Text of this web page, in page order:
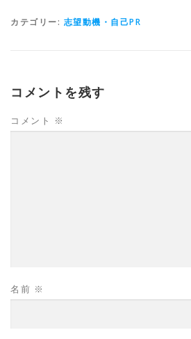
カテゴリー: 志望動機・自己PR
コメントを残す
コメント ※
名前 ※